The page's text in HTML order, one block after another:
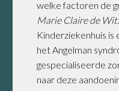
welke factoren de
Marie Claire de
Kinderziekenhuis
het Angelman
gespecialiseerde
naar deze